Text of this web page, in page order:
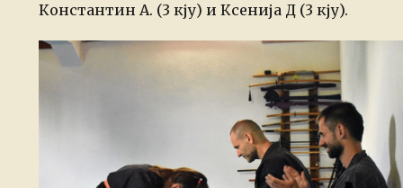
Константин А. (3 кју) и Ксенија Д (3 кју).